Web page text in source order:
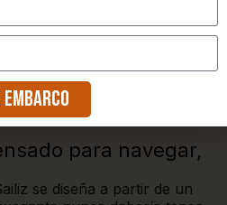
para navegar,
se diseña a partir de un
embarco